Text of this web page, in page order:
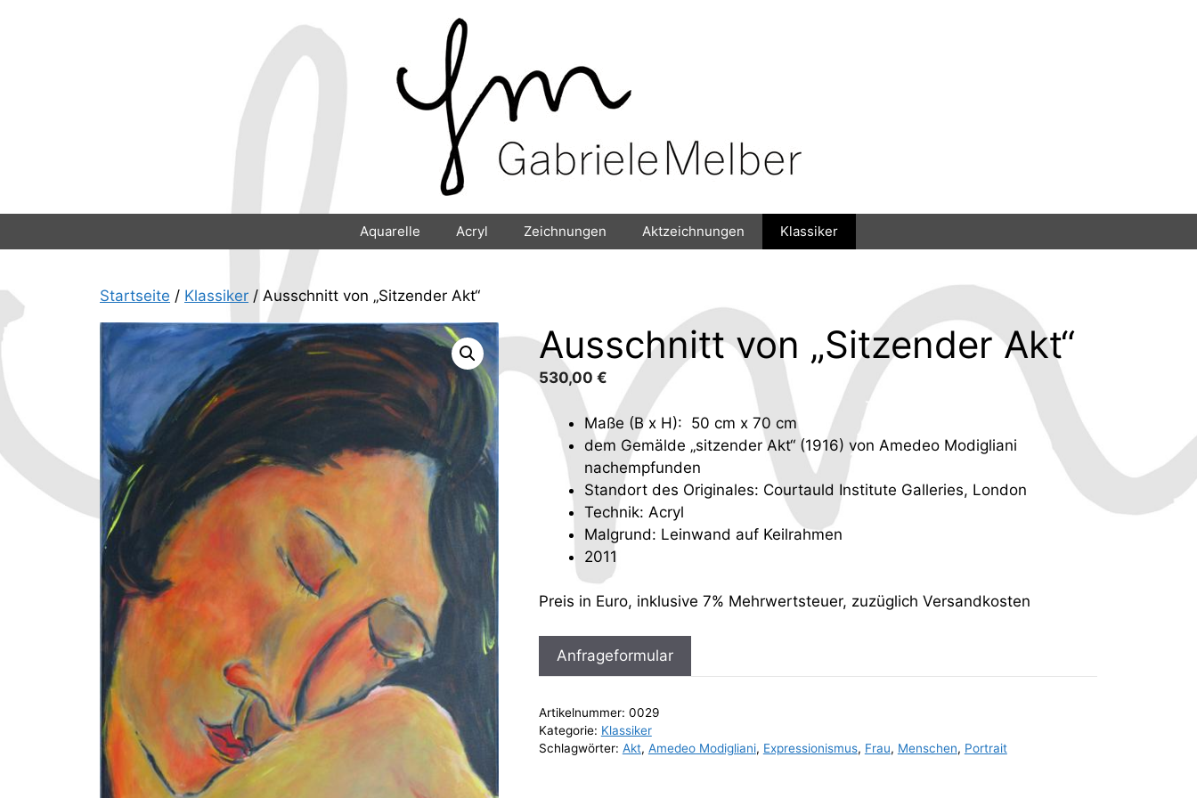
Aquarelle Acryl Zeichnungen Aktzeichnungen Klassiker
Startseite / Klassiker / Ausschnitt von „Sitzender Akt“
Ausschnitt von „Sitzender Akt“
530,00 €
Maße (B x H): 50 cm x 70 cm
dem Gemälde „sitzender Akt“ (1916) von Amedeo Modigliani
nachempfunden
Standort des Originales: Courtauld Institute Galleries, London
Technik: Acryl
Malgrund: Leinwand auf Keilrahmen
2011
Preis in Euro, inklusive 7% Mehrwertsteuer, zuzüglich Versandkosten
Anfrageformular
Artikelnummer: 0029
Kategorie: Klassiker
Schlagwörter: Akt, Amedeo Modigliani, Expressionismus, Frau, Menschen, Portrait